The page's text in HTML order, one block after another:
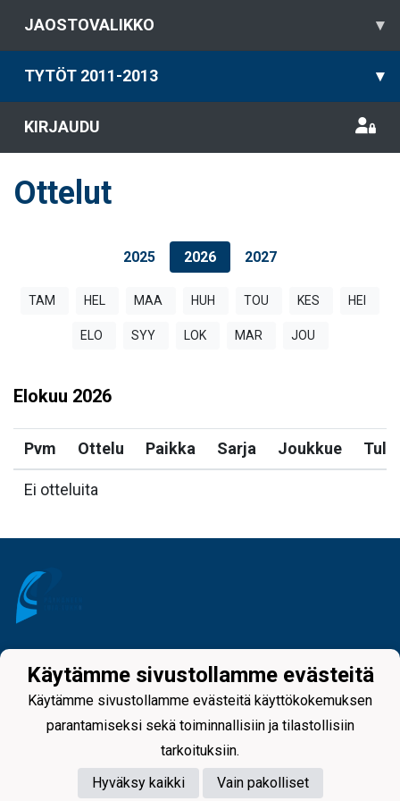
JAOSTOVALIKKO ▾
TYTÖT 2011-2013 ▾
KIRJAUDU
Ottelut
2025 2026 2027
TAM HEL MAA HUH TOU KES HEI
ELO SYY LOK MAR JOU
Elokuu 2026
Pvm Ottelu Paikka Sarja Joukkue
Ei otteluita
Powered by
Käytämme sivustollamme evästeitä
Käytämme sivustollamme evästeitä käyttökokemuksen
parantamiseksi sekä toiminnallisiin ja tilastollisiin
tarkoituksiin.
Hyväksy kaikki
Vain pakolliset